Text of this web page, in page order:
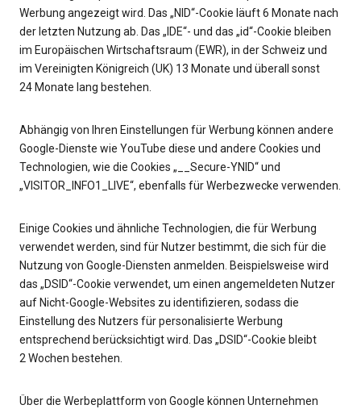
Werbung angezeigt wird. Das „NID“-Cookie läuft 6 Monate nach
der letzten Nutzung ab. Das „IDE“- und das „id“-Cookie bleiben
im Europäischen Wirtschaftsraum (EWR), in der Schweiz und
im Vereinigten Königreich (UK) 13 Monate und überall sonst
24 Monate lang bestehen.
Abhängig von Ihren Einstellungen für Werbung können andere
Google-Dienste wie YouTube diese und andere Cookies und
Technologien, wie die Cookies „__Secure-YNID“ und
„VISITOR_INFO1_LIVE“, ebenfalls für Werbezwecke verwenden.
Einige Cookies und ähnliche Technologien, die für Werbung
verwendet werden, sind für Nutzer bestimmt, die sich für die
Nutzung von Google-Diensten anmelden. Beispielsweise wird
das „DSID“-Cookie verwendet, um einen angemeldeten Nutzer
auf Nicht-Google-Websites zu identifizieren, sodass die
Einstellung des Nutzers für personalisierte Werbung
entsprechend berücksichtigt wird. Das „DSID“-Cookie bleibt
2 Wochen bestehen.
Über die Werbeplattform von Google können Unternehmen